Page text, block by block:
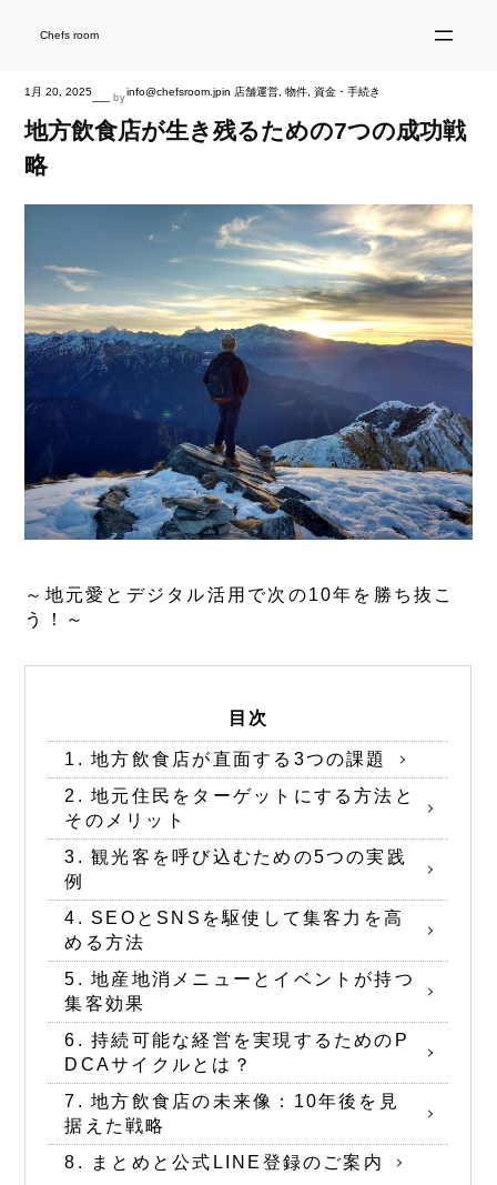
Chefs room
1月 20, 2025— byinfo@chefsroom.jpin 店舗運営 , 物件 資金・手続き
地方飲食店が生き残るための7つの成功戦
略
～地元愛とデジタル活用で次の10年を勝ち抜こ
う！～
目次
1. 地方飲食店が直面する3つの課題
2. 地元住民をターゲットにする方法と
そのメリット
3. 観光客を呼び込むための5つの実践
例
4. SEOとSNSを駆使して集客力を高
める方法
5. 地産地消メニューとイベントが持つ
集客効果
6. 持続可能な経営を実現するためのP
DCAサイクルとは？
7. 地方飲食店の未来像：10年後を見
据えた戦略
8. まとめと公式LINE登録のご案内